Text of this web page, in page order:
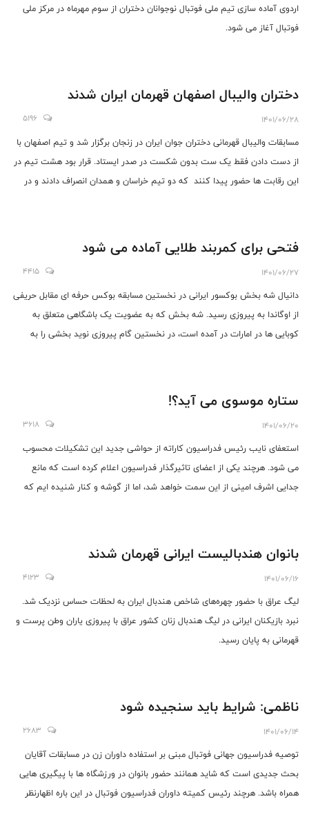
اردوی آماده سازی تیم ملی فوتبال نوجوانان دختران از سوم مهرماه در مرکز ملی
فوتبال آغاز می شود.
دختران والیبال اصفهان قهرمان ایران شدند
1401/06/28
5196
مسابقات والیبال قهرمانی دختران جوان ایران در زنجان برگزار شد و تیم اصفهان با
از دست دادن فقط یک ست بدون شکست در صدر ایستاد. قرار بود هشت تیم در
این رقابت ها حضور پیدا کنند که دو تیم خراسان و همدان انصراف دادند و در
فتحی برای کمربند طلایی آماده می شود
1401/06/27
4415
دانیال شه بخش بوکسور ایرانی در نخستین مسابقه بوکس حرفه ای مقابل حریفی
از اوگاندا به پیروزی رسید. شه بخش که به عضویت یک باشگاهی متعلق به
کوبایی ها در امارات در آمده است، در نخستین گام پیروزی نوید بخشی را به
ستاره موسوی می آید؟!
1401/06/20
3618
استعفای نایب رئیس فدراسیون کاراته از حواشی جدید این تشکیلات محسوب
می شود. هرچند یکی از اعضای تاثیرگذار فدراسیون اعلام کرده است که مانع
جدایی اشرف امینی از این سمت خواهد شد، اما از گوشه و کنار شنیده ایم که
بانوان هندبالیست ایرانی قهرمان شدند
1401/06/16
4123
لیگ عراق با حضور چهره‌های شاخص هندبال ایران به لحظات حساس نزدیک شد.
نبرد بازیکنان ایرانی در لیگ هندبال زنان کشور عراق با پیروزی یاران وطن پرست و
قهرمانی به پایان رسید.
ناظمی: شرایط باید سنجیده شود
1401/06/14
2683
توصیه فدراسیون جهانی فوتبال مبنی بر استفاده داوران زن در مسابقات آقایان
بحث جدیدی است که شاید همانند حضور بانوان در ورزشگاه ها با پیگیری هایی
همراه باشد. هرچند رئیس کمیته داوران فدراسیون فوتبال در این باره اظهارنظر